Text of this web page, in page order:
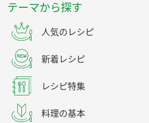
テーマから探す
人気のレシピ
新着レシピ
レシピ特集
料理の基本